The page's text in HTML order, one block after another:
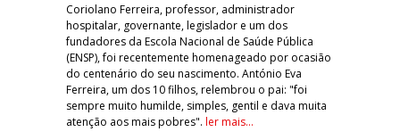
Coriolano Ferreira, professor, administrador
hospitalar, governante, legislador e um dos
fundadores da Escola Nacional de Saúde Pública
(ENSP), foi recentemente homenageado por ocasião
do centenário do seu nascimento. António Eva
Ferreira, um dos 10 filhos, relembrou o pai: "foi
sempre muito humilde, simples, gentil e dava muita
atenção aos mais pobres". ler mais...